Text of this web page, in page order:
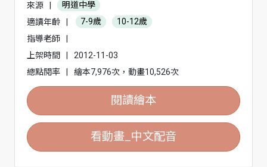
來源 |
明道中學
適讀年齡
| 7-9歲
10-12歲
指導老師
|
上架時間
|
2012-11-03
總點閱率
| 繪本7,976次，動畫10,526次
閱讀繪本
看動畫_中文配音